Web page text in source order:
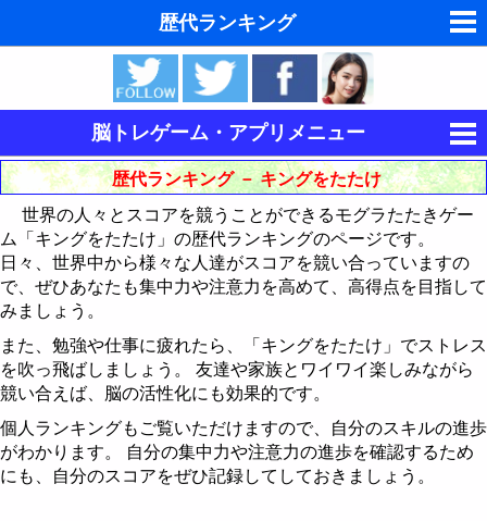
歴代ランキング
夢の夢占い
東洋・西洋占星術
ホラリー占星術
手相占いで未来診断
タロットカードで無料占い
飛星派風水で住宅開運
男と女の心理学と心理テスト
脳の機能と心と体の健康
Western-Eastern Astrology
脳トレゲーム・アプリメニュー
集中力を鍛える
キングをたたけ
歴代ランキング
最近30日間のランキング
Follow The Order
歴代ランキング
最近30日間のランキング
記憶力を鍛える
神経衰弱
最近30日間のランキング
論理力を鍛える
15パズルの解き方
CubePuzzle3D
BikeRace3D
歴代ランキング － キングをたたけ
世界の人々とスコアを競うことができるモグラたたきゲー
ム「キングをたたけ」の歴代ランキングのページです。
日々、世界中から様々な人達がスコアを競い合っていますの
で、ぜひあなたも集中力や注意力を高めて、高得点を目指して
みましょう。
また、勉強や仕事に疲れたら、「キングをたたけ」でストレス
を吹っ飛ばしましょう。 友達や家族とワイワイ楽しみながら
競い合えば、脳の活性化にも効果的です。
個人ランキングもご覧いただけますので、自分のスキルの進歩
がわかります。 自分の集中力や注意力の進歩を確認するため
にも、自分のスコアをぜひ記録してしておきましょう。